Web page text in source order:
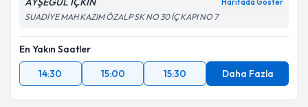
Haritada Göster
SUADİYE MAH KAZIM ÖZALP SK NO 30 İÇ KAPI NO 7
En Yakın Saatler
14:30
15:00 15:30 Daha Fazla